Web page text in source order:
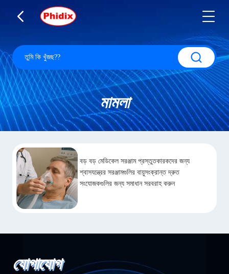
মামলা
বড় বড় মেডিকেল সরঞ্জাম প্রস্তুতকারকদের জন্য
শ্বাসযন্ত্রের সরঞ্জামগুলির বায়ুসংক্রান্ত দ্রুত
সংযোজকগুলির জন্য সমাধান সরবরাহ করুন
যোগাযোগ